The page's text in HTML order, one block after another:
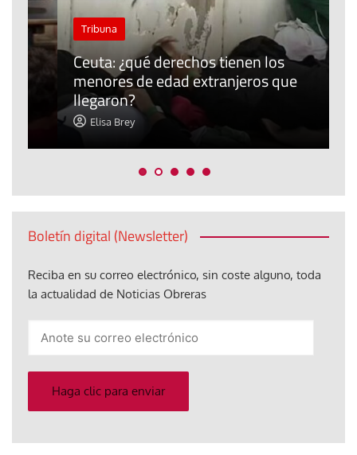
Tribuna
Ceuta: ¿qué derechos tienen los
menores de edad extranjeros que
llegaron?
Elisa Brey
Boletín digital (Newsletter)
Reciba en su correo electrónico, sin coste alguno, toda
la actualidad de Noticias Obreras
electrónico
Haga clic para enviar